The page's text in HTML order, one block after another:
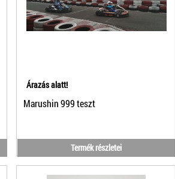
Árazás alatt!
Marushin 999 teszt
Termék részletei